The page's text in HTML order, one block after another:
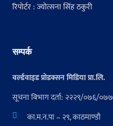
रिपोर्टर : ज्योत्सना सिंह ठकुरी
सम्पर्क
वर्ल्डवाइड प्रोडक्सन मिडिया प्रा.लि.
सूचना बिभाग दर्ता: २२२९/०७६/०७७
का.म.न.पा – २९, काठमाण्डौ